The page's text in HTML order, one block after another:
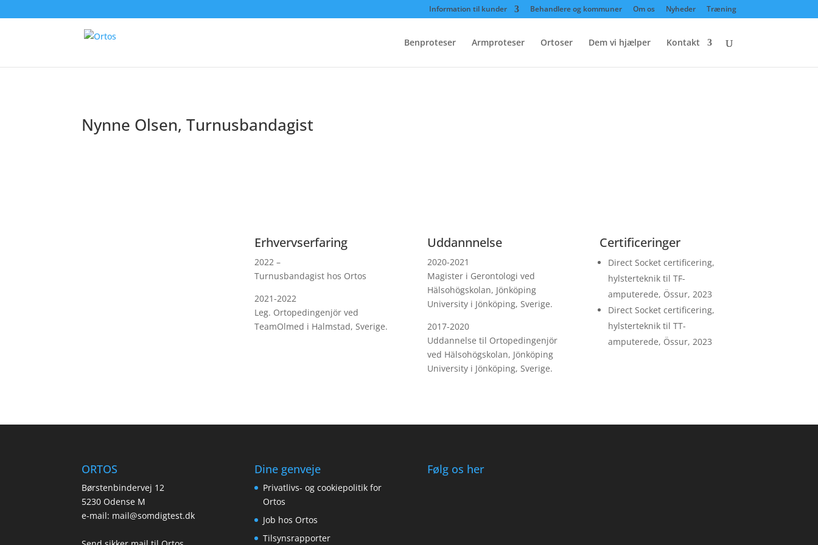
Information til kunder Behandlere og kommuner Om os Nyheder Træning
Benproteser Armproteser Ortoser Dem vi hjælper Kontakt
Nynne Olsen, Turnusbandagist
Erhvervserfaring
2022 –
Turnusbandagist hos Ortos
2021-2022
Leg. Ortopedingenjör ved
TeamOlmed i Halmstad, Sverige.
Uddannnelse
2020-2021
Magister i Gerontologi ved
Hälsohögskolan, Jönköping
University i Jönköping, Sverige.
2017-2020
Uddannelse til Ortopedingenjör
ved Hälsohögskolan, Jönköping
University i Jönköping, Sverige.
Certificeringer
Direct Socket certificering,
hylsterteknik til TF-
amputerede, Össur, 2023
Direct Socket certificering,
hylsterteknik til TT-
amputerede, Össur, 2023
ORTOS
Børstenbindervej 12
5230 Odense M
e-mail: mail@somdigtest.dk
Dine genveje
Privatlivs- og cookiepolitik for
Ortos
Job hos Ortos
Tilsynsrapporter
Følg os her